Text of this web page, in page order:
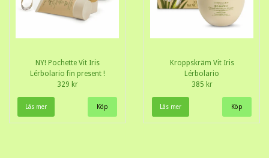
NY! Pochette Vit Iris
Lérbolario fin present !
329 kr
Läs mer
Kroppskräm Vit Iris
Lérbolario
385 kr
Läs mer